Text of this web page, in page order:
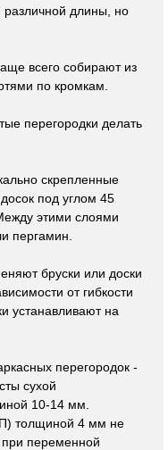
различной длины, но
всего собирают из
по кромкам.
перегородки делать
скрепленные
под углом 45
этими слоями
пергамин.
бруски или доски
от гибкости
устанавливают на
перегородок -
сухой
10-14 мм.
толщиной 4 мм не
при переменной